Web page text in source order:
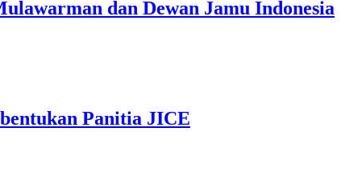
dan Dewan Jamu Indonesia
Panitia JICE